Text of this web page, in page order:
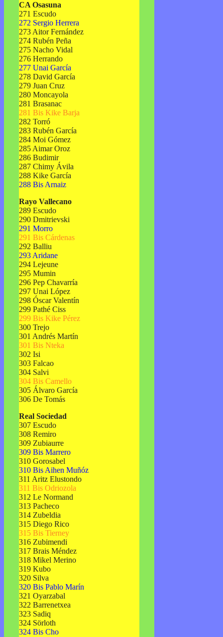
CA Osasuna
271 Escudo
272 Sergio Herrera
273 Aitor Fernández
274 Rubén Peña
275 Nacho Vidal
276 Herrando
277 Unai García
278 David García
279 Juan Cruz
280 Moncayola
281 Brasanac
281 Bis Kike Barja
282 Torró
283 Rubén García
284 Moi Gómez
285 Aimar Oroz
286 Budimir
287 Chimy Ávila
288 Kike García
288 Bis Arnaiz
Rayo Vallecano
289 Escudo
290 Dmitrievski
291 Morro
291 Bis Cárdenas
292 Balliu
293 Aridane
294 Lejeune
295 Mumin
296 Pep Chavarría
297 Unai López
298 Óscar Valentín
299 Pathé Ciss
299 Bis Kike Pérez
300 Trejo
301 Andrés Martín
301 Bis Nteka
302 Isi
303 Falcao
304 Salvi
304 Bis Camello
305 Álvaro García
306 De Tomás
Real Sociedad
307 Escudo
308 Remiro
309 Zubiaurre
309 Bis Marrero
310 Gorosabel
310 Bis Aihen Muñóz
311 Aritz Elustondo
311 Bis Odriozola
312 Le Normand
313 Pacheco
314 Zubeldia
315 Diego Rico
315 Bis Tierney
316 Zubimendi
317 Brais Méndez
318 Mikel Merino
319 Kubo
320 Silva
320 Bis Pablo Marín
321 Oyarzabal
322 Barrenetxea
323 Sadiq
324 Sörloth
324 Bis Cho